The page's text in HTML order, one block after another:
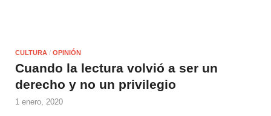
CULTURA / OPINIÓN
Cuando la lectura volvió a ser un
derecho y no un privilegio
1 enero, 2020